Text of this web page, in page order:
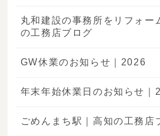
丸和建設の事務所をリフォー
の工務店ブログ
GW休業のお知らせ｜2026
年末年始休業日のお知らせ｜
ごめんまち駅｜高知の工務店